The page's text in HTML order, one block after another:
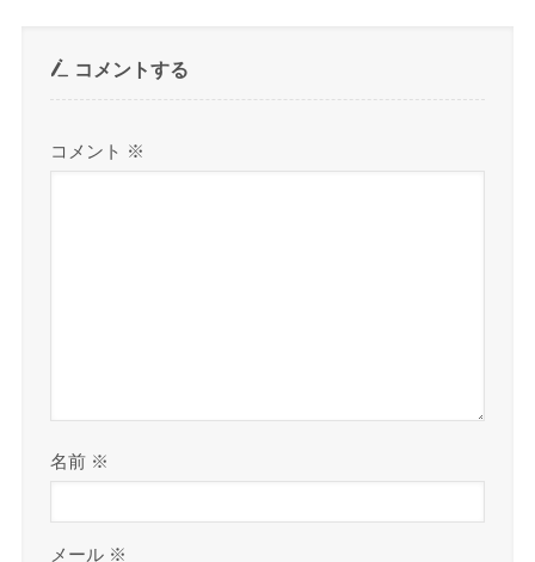
コメントする
コメント ※
名前 ※
メール ※